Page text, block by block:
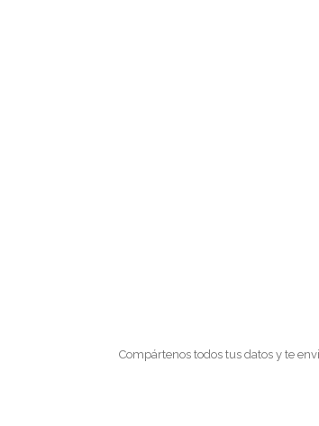
Compártenos todos tus datos y te